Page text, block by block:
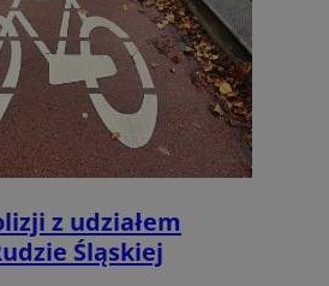
z udziałem
Śląskiej